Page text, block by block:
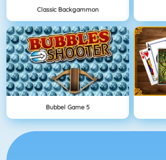
Classic Backgammon
Bubbel Game 5